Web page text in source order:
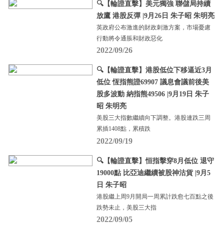
🔍【輪證直擊】美元獨強 聯儲局持續
放鷹 港股反彈 |9月26日 朱子昭 朱明亮
英政府公布激進的財政刺激方案，市場憂慮
行動將令通脹和財政惡化
2022/09/26
🔍【輪證直擊】港股低位下移逼近3月
低位 恆指熊證69907 議息會議前後美
股多波動 納指熊49506 |9月19日 朱子
昭 朱明亮
美股三大指數繼續向下調整。港股連跌三周
累插1408點，累積跌
2022/09/19
🔍【輪證直擊】恒指擊穿8月低位 退守
19000點 比亞迪繼續被股神沽貨 |9月5
日 朱子昭
港股繼上周9月開局一周累計跌愈七百點之後
跌勢未止，美股三大指
2022/09/05